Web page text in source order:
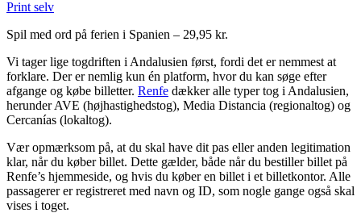
Spil med ord på ferien i Spanien – 29,95 kr.
Vi tager lige togdriften i Andalusien først, fordi det er nemmest at
forklare. Der er nemlig kun én platform, hvor du kan søge efter
afgange og købe billetter. Renfe dækker alle typer tog i Andalusien,
herunder AVE (højhastighedstog), Media Distancia (regionaltog) og
Cercanías (lokaltog).
Vær opmærksom på, at du skal have dit pas eller anden legitimation
klar, når du køber billet. Dette gælder, både når du bestiller billet på
Renfe’s hjemmeside, og hvis du køber en billet i et billetkontor. Alle
passagerer er registreret med navn og ID, som nogle gange også skal
vises i toget.